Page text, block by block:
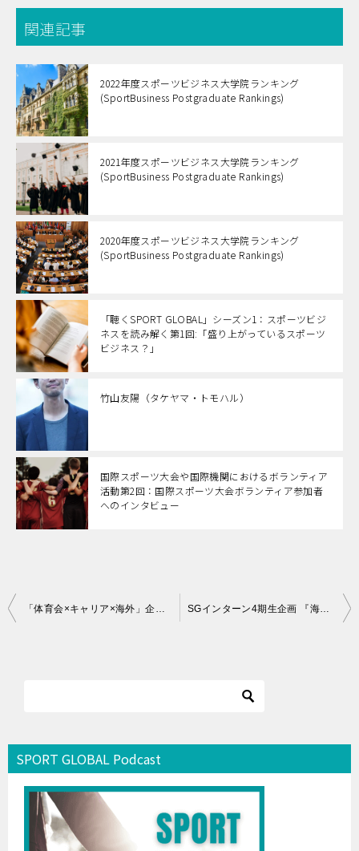
関連記事
2022年度スポーツビジネス大学院ランキング
(SportBusiness Postgraduate Rankings)
2021年度スポーツビジネス大学院ランキング
(SportBusiness Postgraduate Rankings)
2020年度スポーツビジネス大学院ランキング
(SportBusiness Postgraduate Rankings)
「聴くSPORT GLOBAL」シーズン1：スポーツビジ
ネスを読み解く第1回:「盛り上がっているスポーツ
ビジネス？」
竹山友陽（タケヤマ・トモハル）
国際スポーツ大会や国際機関におけるボランティア
活動第2回：国際スポーツ大会ボランティア参加者
へのインタビュー
投
シ
SPORT GLOBAL Podcast